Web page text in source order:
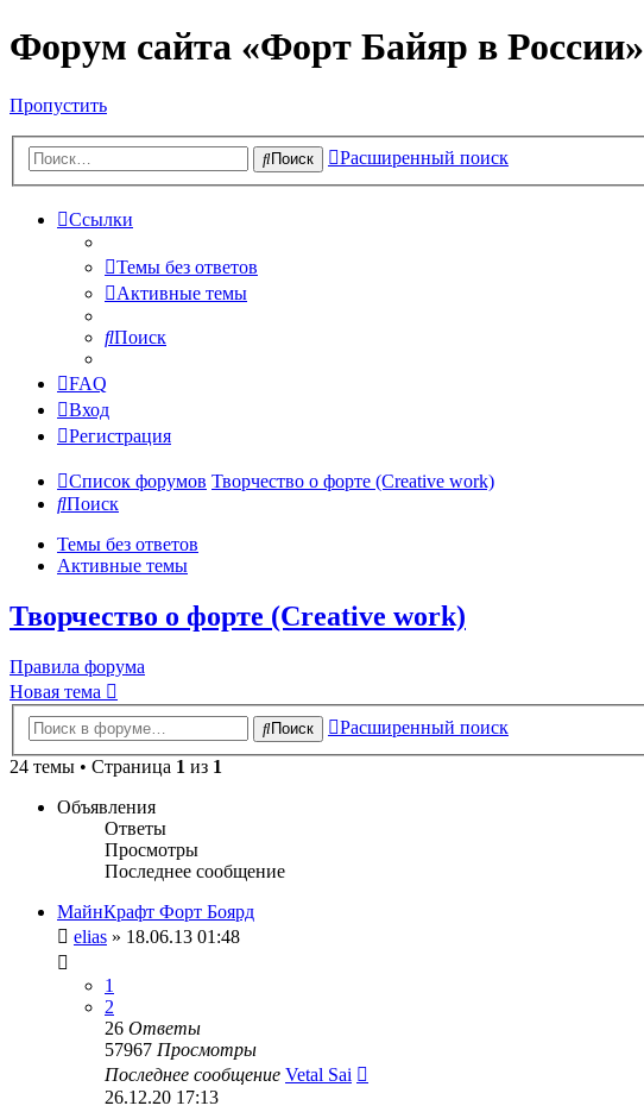
Форум сайта «Форт Байяр в России»
Пропустить
Поиск Расширенный поиск
Ссылки
Темы без ответов
Активные темы
Поиск
FAQ
Вход
Регистрация
Список форумов Творчество о форте (Creative work)
Поиск
Темы без ответов
Активные темы
Творчество о форте (Creative work)
Правила форума
Новая тема
Поиск
Расширенный поиск
24 темы • Страница 1 из 1
Объявления
Ответы
Просмотры
Последнее сообщение
МайнКрафт Форт Боярд
elias » 18.06.13 01:48
1
2
26 Ответы
57967 Просмотры
Последнее сообщение Vetal Sai
26.12.20 17:13